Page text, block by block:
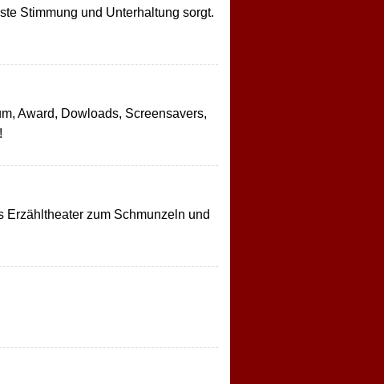
Stimmung und Unterhaltung sorgt.
Award, Dowloads, Screensavers,
zum Schmunzeln und